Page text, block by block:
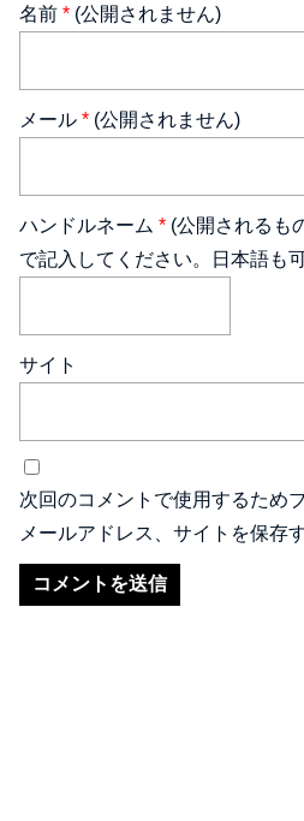
名前 * (公開されません)
メール * (公開されません)
ハンドルネーム * (公開されるも
で記入してください。日本語も
サイト
次回のコメントで使用するため
メールアドレス、サイトを保存す